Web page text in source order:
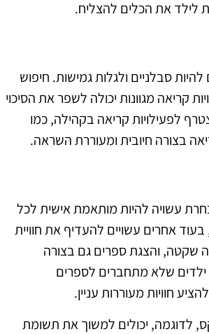
לילד את הכלים להצליח.
סבלניים ולגלות גמישות. חיפוש
קריאה מגוונות יכולה לשפר את הסיכוי
לפעילויות קריאה בקהילה, כמו
בצורה חיובית ומעוררת השראה.
עשויה להיות מותאמת אישית לכל
אחרים עשויים להעדיף את חוויית
שקטה, והצגת ספרים גם בצורה
ילדים שלא מתחברים לספרים
חוויות מעוררות עניין.
לדוגמה, יכולים למשוך את תשומת